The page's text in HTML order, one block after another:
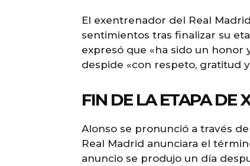
El exentrenador del Real
sentimientos tras finalizar su
expresó que «ha sido un honor
despide «con respeto, gratitud
FIN DE LA ETAPA DE
Alonso se pronunció a través
Real Madrid anunciara el
anuncio se produjo un día